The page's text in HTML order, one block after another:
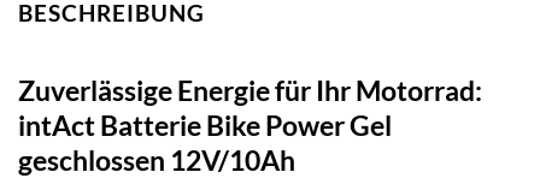
BESCHREIBUNG
Zuverlässige Energie für Ihr Motorrad:
intAct Batterie Bike Power Gel
geschlossen 12V/10Ah